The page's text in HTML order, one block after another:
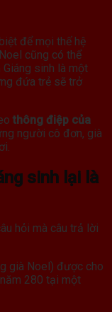
để mọi thế hệ
cũng có thể
Giáng sinh là một
đứa trẻ sẽ trở
thông điệp của
người cô đơn, già
sinh lại là
hỏi mà câu trả lời
già Noel) được cho
280 tại một